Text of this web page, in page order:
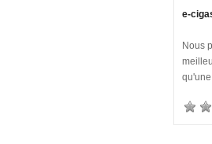
e-
Nous